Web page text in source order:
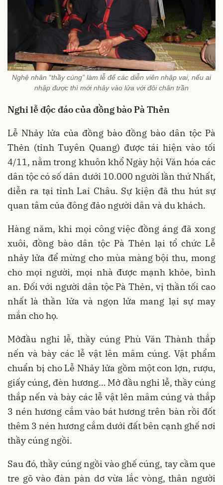
Nghệ nhân “thầy cúng” làm lễ để các diễn viên nhập vai, nếu ai
nhập được thì mới nhảy vào lửa với đôi chân trần
Nghi lễ độc đáo của đồng bào Pà Thẻn
Lễ Nhảy lửa của đồng bào đồng bào dân tộc Pà
Thẻn (tỉnh Tuyên Quang) được tái hiện vào tối
4/11, nằm trong khuôn khổ Ngày hội Văn hóa các
dân tộc có số dân dưới 10.000 người lần thứ Nhất,
diễn ra tại tỉnh Lai Châu. Sự kiện đã thu hút sự
quan tâm của đông đảo người dân và du khách.
Hàng năm, khi mọi công việc đồng áng đã xong
xuôi, đồng bào dân tộc Pà Thẻn lại tổ chức Lễ
nhảy lửa để mừng cho mùa màng bội thu, mong
cho mọi người, mọi nhà được mạnh khỏe, bình
an. Đối với người dân tộc Pà Thẻn, vị thần tối cao
nhất là thần lửa và ngọn lửa mang lại sự may
mắn cho họ.
Mởđầu nghi lễ, thầy cúng Phù Văn Thành thắp
nến và bày các lễ vật lên mâm cúng. Vật phẩm
chuẩn bị cho Lễ Nhảy lửa gồm một con lợn, rượu,
giấy cúng, đèn hương… Mở đầu nghi lễ, thầy cúng
thắp nến và bày các lễ vật lên mâm cúng và thắp
3 nén hương cắm vào bát hương trên bàn rồi đốt
thêm 3 nén hương cắm dưới đất bên cạnh ghế nơi
thầy cúng ngồi.
Sau đó, thầy cúng ngồi vào ghế cúng, tay cầm que
tre gõ vào đàn pàn dơ vừa lắc vòng, thân người